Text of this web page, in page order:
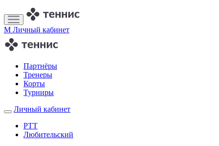
M Личный кабинет
Партнёры
Тренеры
Корты
Турниры
Личный кабинет
РТТ
Любительский